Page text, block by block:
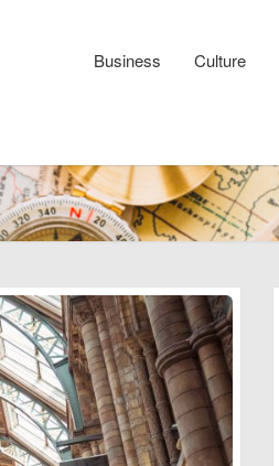
Business Culture
: